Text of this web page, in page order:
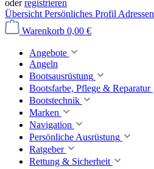
oderregistrieren
Übersicht Persönliches Profil Adressen
Warenkorb 0,00 €
Angebote
Angeln
Bootsausrüstung
Bootsfarbe, Pflege & Reparatur
Bootstechnik
Marken
Navigation
Persönliche Ausrüstung
Ratgeber
Rettung & Sicherheit